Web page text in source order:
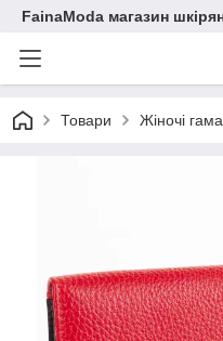
FainaModa магазин
Товари Жіночі